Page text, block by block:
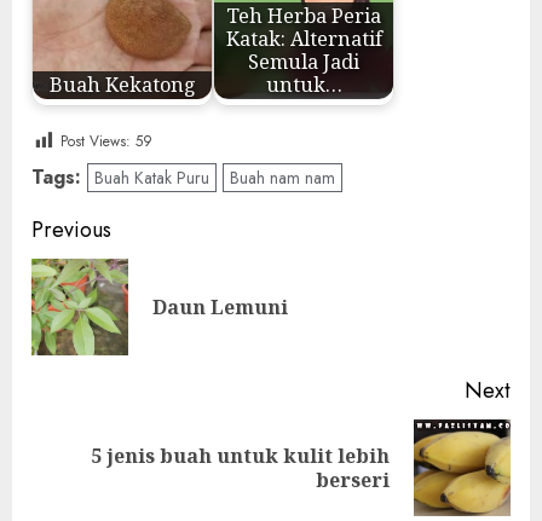
Buah Kekatong
Teh Herba Peria
Katak: Alternatif
Semula Jadi
untuk…
Post Views: 59
Tags: Buah Katak Puru Buah nam nam
Post
navigation
Previous
Daun Lemuni
Next
5 jenis buah untuk kulit lebih
berseri